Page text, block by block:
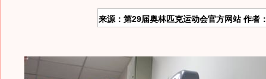
来源：第29届奥林匹克运动会官方网站 作者